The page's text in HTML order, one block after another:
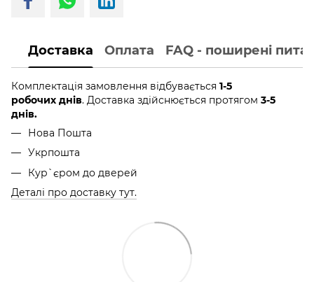
Доставка Оплата FAQ - поширені
Комплектація замовлення відбувається 1-5
робочих днів. Доставка здійснюється протягом 3-5
днів.
Нова Пошта
Укрпошта
Кур`єром до дверей
Деталі про доставку тут.